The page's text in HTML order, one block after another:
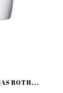
ROTH...